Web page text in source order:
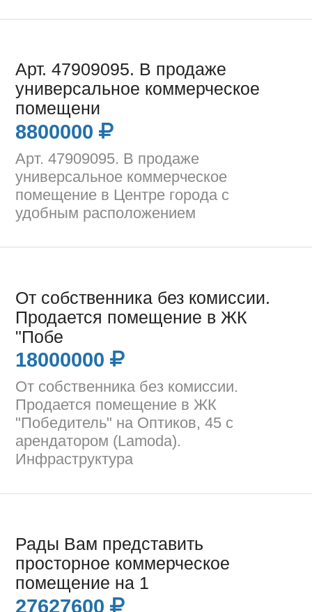
Арт. 47909095. В продаже
универсальное коммерческое
помещени
8800000
Арт. 47909095. В продаже
универсальное коммерческое
помещение в Центре города с
удобным расположением
От собственника без комиссии.
Продается помещение в ЖК
"Побе
18000000
От собственника без комиссии.
Продается помещение в ЖК
"Победитель" на Оптиков, 45 с
арендатором (Lamoda).
Инфраструктура
Рады Вам представить
просторное коммерческое
помещение на 1
27627600